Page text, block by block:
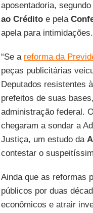
aposentadoria,
ao Créditoe pela
apela para intimidações.
“Se a reforma da
peças publicitárias
Deputados resistentes
prefeitos de suas
administração federal.
chegaram a sondar a
Justiça, um estudo da
contestar o
Ainda que as reformas
públicos por duas
econômicos e atrair